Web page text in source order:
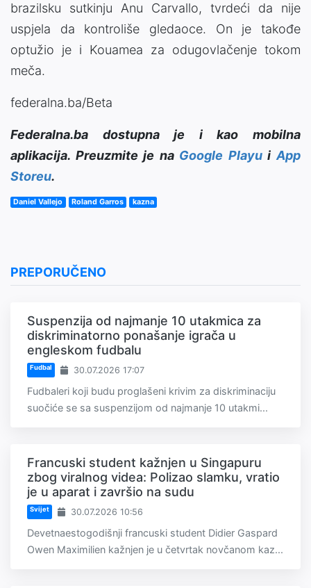
brazilsku sutkinju Anu Carvallo, tvrdeći da nije
uspjela da kontroliše gledaoce. On je takođe
optužio je i Kouamea za odugovlačenje tokom
meča.
federalna.ba/Beta
Federalna.ba dostupna je i kao mobilna
aplikacija. Preuzmite je na Google PlayuiApp
Storeu.
Daniel Vallejo Roland Garros kazna
PREPORUČENO
Suspenzija od najmanje 10 utakmica za
diskriminatorno ponašanje igrača u
engleskom fudbalu
Fudbal 30.07.2026 17:07
Fudbaleri koji budu proglašeni krivim za diskriminaciju
suočiće se sa suspenzijom od najmanje 10 utakmi...
Francuski student kažnjen u Singapuru
zbog viralnog videa: Polizao slamku, vratio
je u aparat i završio na sudu
Svijet 30.07.2026 10:56
Devetnaestogodišnji francuski student Didier Gaspard
Owen Maximilien kažnjen je u četvrtak novčanom kaz...